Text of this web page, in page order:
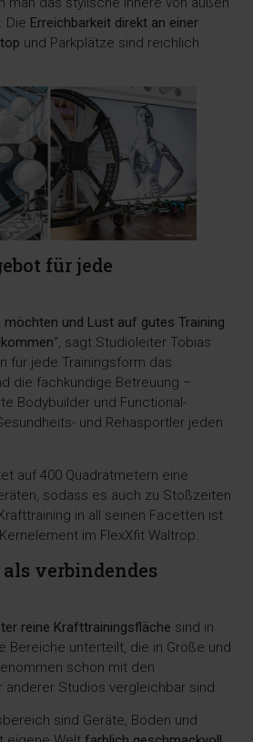
Die Erreichbarkeit direkt an einer
und Parkplätze sind reichlich
für jede
möchten und Lust auf gutes Training
“, sagt Studioleiter Tobias
für jede Trainingsform das
die fachkundige Betreuung –
Bodybuilder und Functional-
und Rehasportler jeden
auf 400 Quadratmetern eine
sodass es auch zu Stoßzeiten
in all seinen Facetten ist
im FlexXfit Waltrop.
verbindendes
reine Krafttrainingsfläche sind in
Bereiche unterteilt, die in Größe und
schon mit den
anderer Studios vergleichbar sind.
sind Geräte, Böden und